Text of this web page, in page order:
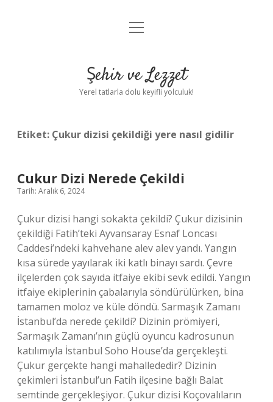
Anasayfa
Yasal Uyarı
menüyü
Şehir ve Lezzet
Yerel tatlarla dolu keyifli yolculuk!
Etiket: Çukur dizisi çekildiği yere nasıl gidilir
Cukur Dizi Nerede Çekildi
Tarih: Aralık 6, 2024
Çukur dizisi hangi sokakta çekildi? Çukur dizisinin
çekildiği Fatih’teki Ayvansaray Esnaf Loncası
Caddesi’ndeki kahvehane alev alev yandı. Yangın
kısa sürede yayılarak iki katlı binayı sardı. Çevre
ilçelerden çok sayıda itfaiye ekibi sevk edildi. Yangın
itfaiye ekiplerinin çabalarıyla söndürülürken, bina
tamamen moloz ve küle döndü. Sarmaşık Zamanı
İstanbul’da nerede çekildi? Dizinin prömiyeri,
Sarmaşık Zamanı’nın güçlü oyuncu kadrosunun
katılımıyla İstanbul Soho House’da gerçekleşti.
Çukur gerçekte hangi mahallededir? Dizinin
çekimleri İstanbul’un Fatih ilçesine bağlı Balat
semtinde gerçekleşiyor. Çukur dizisi Koçovalıların